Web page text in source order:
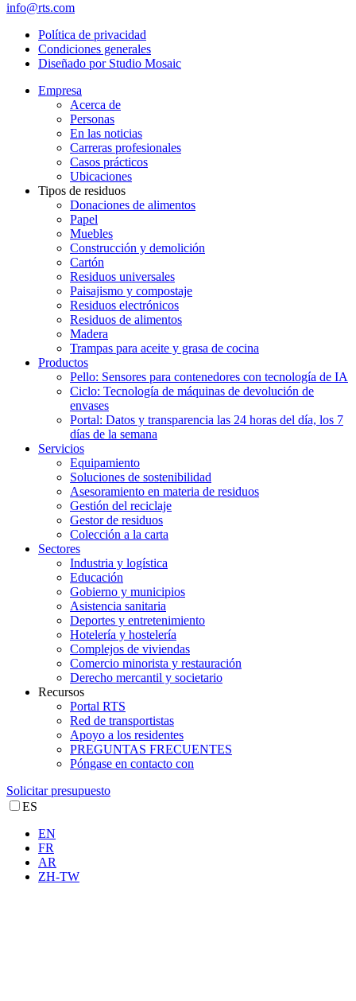
info@rts.com
Política de privacidad
Condiciones generales
Diseñado por Studio Mosaic
Empresa
Acerca de
Personas
En las noticias
Carreras profesionales
Casos prácticos
Ubicaciones
Tipos de residuos
Donaciones de alimentos
Papel
Muebles
Construcción y demolición
Cartón
Residuos universales
Paisajismo y compostaje
Residuos electrónicos
Residuos de alimentos
Madera
Trampas para aceite y grasa de cocina
Productos
Pello: Sensores para contenedores con tecnología de IA
Ciclo: Tecnología de máquinas de devolución de
envases
Portal: Datos y transparencia las 24 horas del día, los 7
días de la semana
Servicios
Equipamiento
Soluciones de sostenibilidad
Asesoramiento en materia de residuos
Gestión del reciclaje
Gestor de residuos
Colección a la carta
Sectores
Industria y logística
Educación
Gobierno y municipios
Asistencia sanitaria
Deportes y entretenimiento
Hotelería y hostelería
Complejos de viviendas
Comercio minorista y restauración
Derecho mercantil y societario
Recursos
Portal RTS
Red de transportistas
Apoyo a los residentes
PREGUNTAS FRECUENTES
Póngase en contacto con
Solicitar presupuesto
ES
EN
FR
AR
ZH-TW